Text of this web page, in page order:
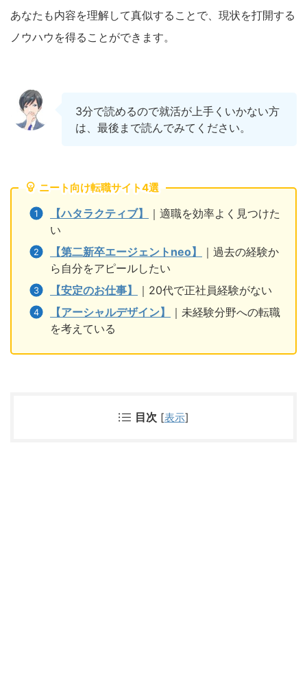
あなたも内容を理解して真似することで、現状を打開する
ノウハウを得ることができます。
3分で読めるので就活が上手くいかない方
は、最後まで読んでみてください。
ニート向け転職サイト4選
【ハタラクティブ】
｜適職を効率よく見つけた
い
【第二新卒エージェントneo】
｜過去の経験か
ら自分をアピールしたい
【安定のお仕事】
｜20代で正社員経験がない
【アーシャルデザイン】
｜未経験分野への転職
を考えている
目次 [表示]